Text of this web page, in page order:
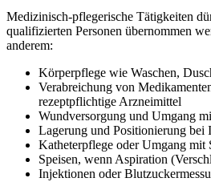
Medizinisch-pflegerische Tätigkeiten
qualifizierten Personen übernommen
anderem:
Körperpflege wie Waschen,
Verabreichung von
rezeptpflichtige Arzneimittel
Wundversorgung und Umgang
Lagerung und Positionierung bei
Katheterpflege oder Umgang mit
Speisen, wenn Aspiration
Injektionen oder